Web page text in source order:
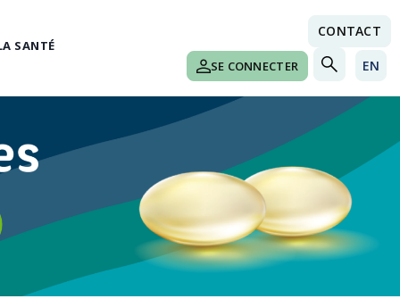
SANTÉ
SE CONNECTER
CONTACT
EN